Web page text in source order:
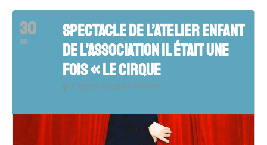
30
JUI
SPECTACLE DE L’ATELIER ENFANT
DE L’ASSOCIATION IL ÉTAIT UNE
FOIS « LE CIRQUE
Espace Jacques Prevert